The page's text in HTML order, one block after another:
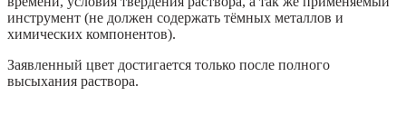
инструмент (не должен содержать тёмных металлов и
химических компонентов).
Заявленный цвет достигается только после полного
высыхания раствора.